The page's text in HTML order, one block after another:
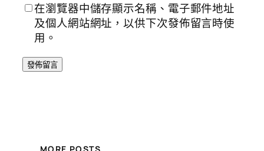
在瀏覽器中儲存顯示名稱、電子郵件地址
及個人網站網址，以供下次發佈留言時使
用。